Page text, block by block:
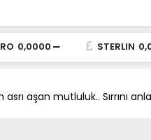
0,0000 STERLIN
asrı aşan mutluluk.. Sırrını